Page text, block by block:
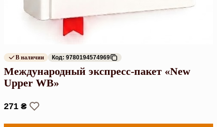
В наличии Код: 9780194574969
Международный экспресс-пакет «New
Upper WB»
271 ₴